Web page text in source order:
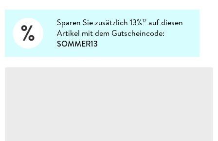
Sparen Sie zusätzlich 13%12 auf diesen
Artikel mit dem Gutscheincode:
SOMMER13